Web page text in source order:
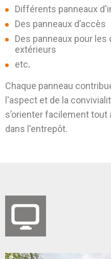
Différents panneaux
Des panneaux d’accès
Des panneaux pour
extérieurs
etc.
Chaque panneau
l'aspect et de la
s’orienter facilement tout
dans l'entrepôt.